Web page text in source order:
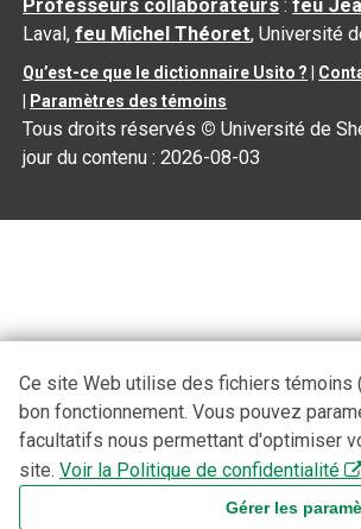
Professeurs collaborateurs :feu
Laval,feu Michel Théoret, Université
Qu’est-ce que le dictionnaire Usito ?
Paramètres des témoins
Tous droits réservés © Université de
jour du contenu :2026-08-03
Ce site Web utilise des fichiers témoins
bon fonctionnement. Vous pouvez
facultatifs nous permettant d'optimiser
site. Voir la Politique de confidentialité
Gérer les